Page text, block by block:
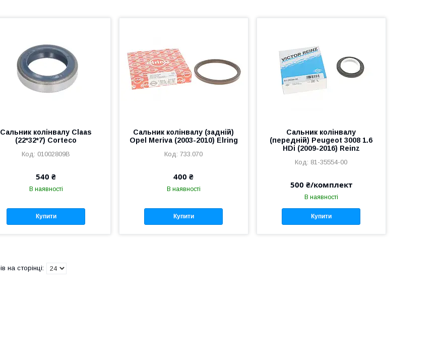
Сальник колінвалу Claas
(22*32*7) Corteco
01002809B
540 ₴
В наявності
Купити
Сальник колінвалу (задній)
Opel Meriva (2003-2010) Elring
733.070
400 ₴
В наявності
Купити
Сальник колінвалу
(передній) Peugeot 3008 1.6
HDi (2009-2016) Reinz
81-35554-00
500 ₴/комплект
В наявності
Купити